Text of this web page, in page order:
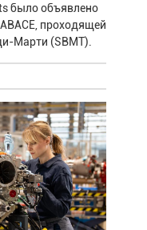
было объявлено
проходящей
Марти (SBMT).